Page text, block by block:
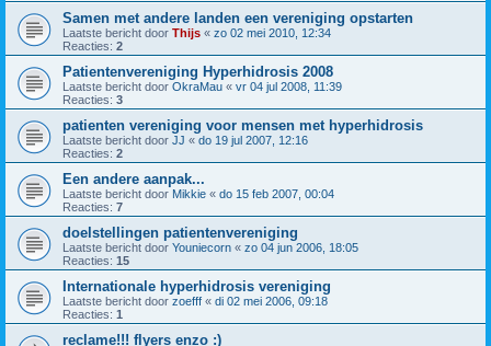
Samen met andere landen een vereniging opstarten
Laatste bericht door Thijs « zo 02 mei 2010, 12:34
Reacties: 2
Patientenvereniging Hyperhidrosis 2008
Laatste bericht door OkraMau « vr 04 jul 2008, 11:39
Reacties: 3
patienten vereniging voor mensen met hyperhidrosis
Laatste bericht door JJ « do 19 jul 2007, 12:16
Reacties: 2
Een andere aanpak...
Laatste bericht door Mikkie « do 15 feb 2007, 00:04
Reacties: 7
doelstellingen patientenvereniging
Laatste bericht door Youniecorn « zo 04 jun 2006, 18:05
Reacties: 15
Internationale hyperhidrosis vereniging
Laatste bericht door zoefff « di 02 mei 2006, 09:18
Reacties: 1
reclame!!! flyers enzo :)